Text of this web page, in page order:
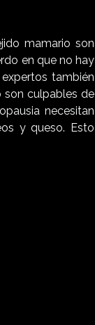
mamario son
en que no hay
también
son culpables de
necesitan
y queso. Esto